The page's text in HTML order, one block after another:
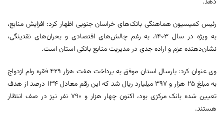
رئیس کمیسیون هماهنگی بانک‌های خراسان جنوبی اظهار کرد: افزایش منابع،
به ویژه در سال ۱۴۰۳، به رغم چالش‌های اقتصادی و بحران‌های نقدینگی،
نشان‌دهنده عزم و اراده جدی در مدیریت منابع بانکی استان است.
وی عنوان کرد: پارسال استان موفق به پرداخت هفت هزار ۴۲۹ فقره وام ازدواج
به مبلغ ۲۵ هزار و ۳۹۷ میلیارد ریال شد که این رقم معادل ۱۳۴ درصد از هدف
تعیین‌ شده بانک مرکزی بود، اکنون چهار هزار و ۷۹۰ نفر نیز در صف انتظار
هستند.